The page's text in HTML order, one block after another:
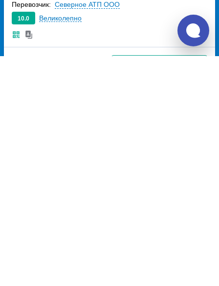
10.0 Великолепно
Перевозчик: Северное АТП ООО